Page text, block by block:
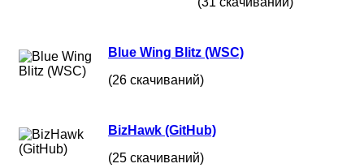
Blue Wing Blitz (WSC)
(26 скачиваний)
BizHawk (GitHub)
(25 скачиваний)